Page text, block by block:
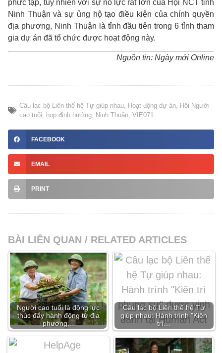
phức tạp, tuy nhiên với sự nỗ lực rất lớn của Hội NCT tỉnh
Ninh Thuận và sự ủng hộ tạo điều kiện của chính quyền
địa phương, Ninh Thuận là tỉnh đầu tiên trong 6 tỉnh tham
gia dự án đã tổ chức được hoạt động này.
Nguồn tin: Ngày mới Online
Câu lạc bộ Liên thế hệ Tự giúp nhau, Hoạt động dự án, Hội Người
cao tuổi, họp định hướng, Ninh Thuận, VIE071
FACEBOOK
EMAIL
PRINT
BÀI LIÊN QUAN / RELATED ARTICLES
Người cao tuổi là động lực
thúc đẩy hành động từ địa
phương…
Câu lạc bộ Liên thế hệ Tự
giúp nhau: Hành trình "Kiên
trì…